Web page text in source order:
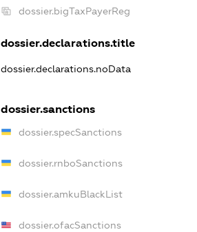
dossier.bigTaxPayerReg
dossier.declarations.title
dossier.declarations.noData
dossier.sanctions
dossier.specSanctions
dossier.rnboSanctions
dossier.amkuBlackList
dossier.ofacSanctions